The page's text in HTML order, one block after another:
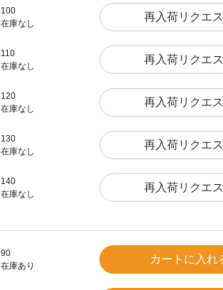
100
在庫なし
再入荷リクエ
110
在庫なし
再入荷リクエ
120
在庫なし
再入荷リクエ
130
在庫なし
再入荷リクエ
140
在庫なし
再入荷リクエ
90
在庫あり
カートに入れ